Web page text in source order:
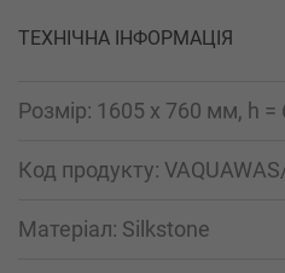
ТЕХНІЧНА ІНФОРМАЦІЯ
Розмір: 1605 x 760 мм, h
Код продукту:
Mатеріал: Silkstone